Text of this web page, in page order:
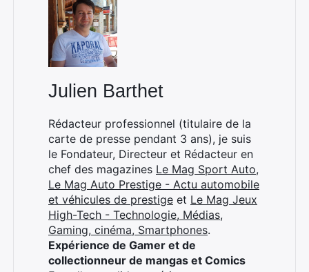
Julien Barthet
Rédacteur professionnel (titulaire de la
carte de presse pendant 3 ans), je suis
le Fondateur, Directeur et Rédacteur en
chef des magazines Le Mag Sport Auto,
Le Mag Auto Prestige - Actu automobile
et véhicules de prestige et Le Mag Jeux
High-Tech - Technologie, Médias,
Gaming, cinéma, Smartphones.
Expérience de Gamer et de
collectionneur de mangas et Comics
Rechercher